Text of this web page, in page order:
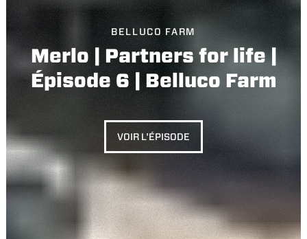
BELLUCO FARM
Merlo | Partners for life |
Épisode 6 | Belluco Farm
VOIR L'ÉPISODE